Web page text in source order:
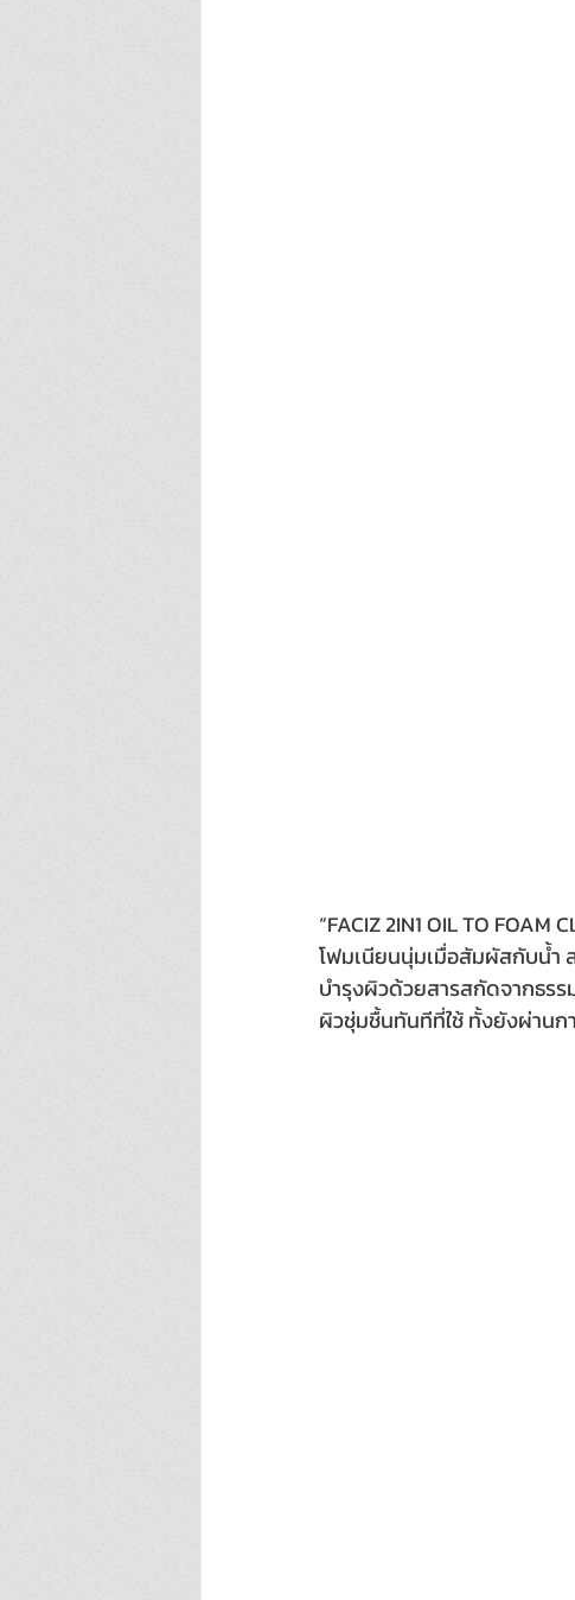
“FACIZ 2IN1 OIL TO
โฟมเนียนนุ่มเมื่อสัมผัสกับน้ำ
บำรุงผิวด้วยสารสกัดจากธรร
ผิวชุ่มชื้นทันทีที่ใช้ ทั้งยังผ่านก